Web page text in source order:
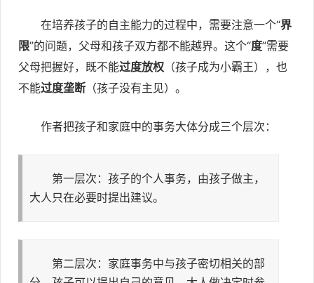
在培养孩子的自主能力的过程中，需要注意一个“界
限”的问题，父母和孩子双方都不能越界。这个“度”需要
父母把握好，既不能过度放权 （孩子成为小霸王），也
不能过度垄断 （孩子没有主见）。
作者把孩子和家庭中的事务大体分成三个层次：
第一层次：孩子的个人事务，由孩子做主，
大人只在必要时提出建议。
第二层次：家庭事务中与孩子密切相关的部